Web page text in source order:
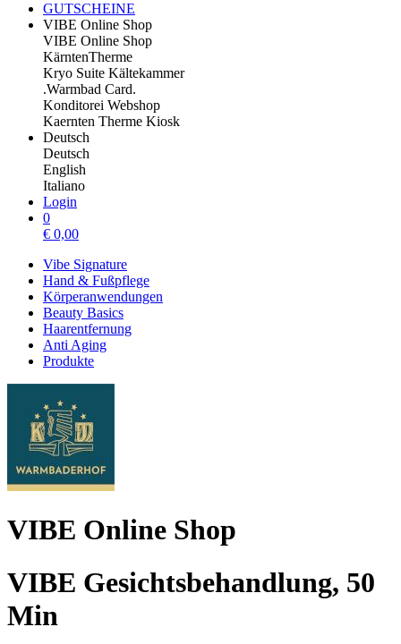
GUTSCHEINE
VIBE Online Shop
VIBE Online Shop
KärntenTherme
Kryo Suite Kältekammer
.Warmbad Card.
Konditorei Webshop
Kaernten Therme Kiosk
Deutsch
Deutsch
English
Italiano
Login
0
€ 0,00
Vibe Signature
Hand & Fußpflege
Körperanwendungen
Beauty Basics
Haarentfernung
Anti Aging
Produkte
VIBE Online Shop
VIBE Gesichtsbehandlung, 50
Min